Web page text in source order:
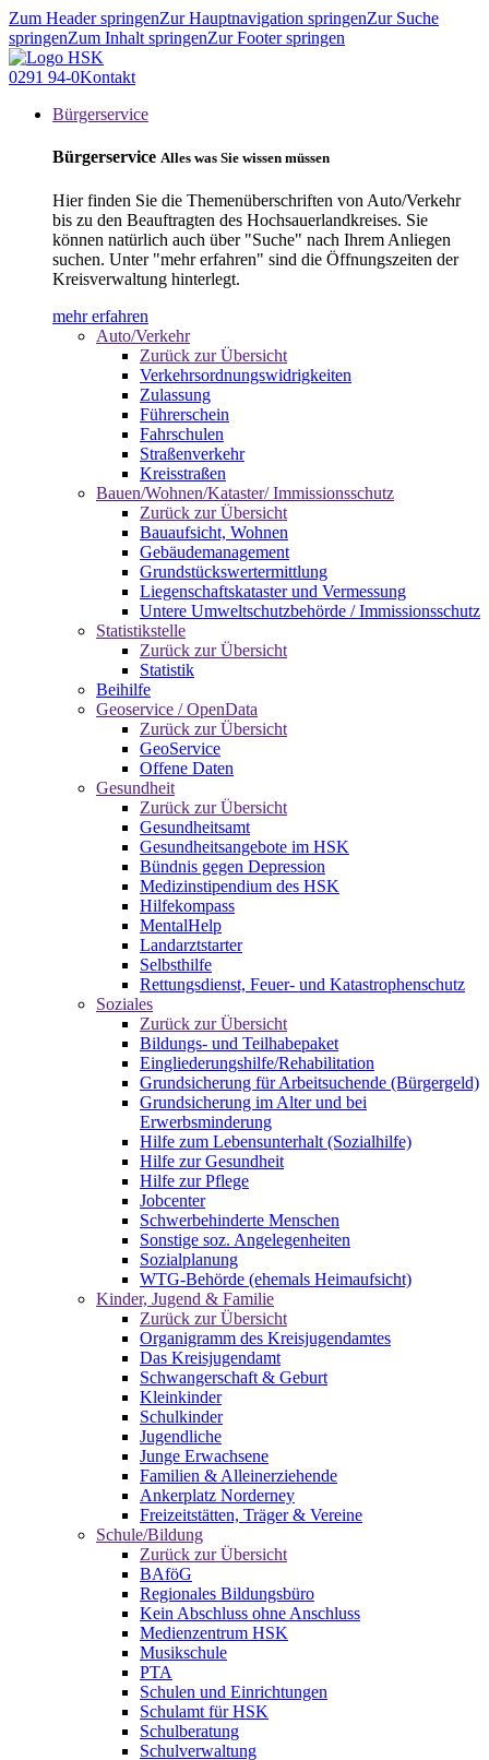
Zum Header springenZur Hauptnavigation springenZur Suche
springenZum Inhalt springenZur Footer springen
0291 94-0Kontakt
Bürgerservice
Bürgerservice Alles was Sie wissen müssen
Hier finden Sie die Themenüberschriften von Auto/Verkehr
bis zu den Beauftragten des Hochsauerlandkreises. Sie
können natürlich auch über "Suche" nach Ihrem Anliegen
suchen. Unter "mehr erfahren" sind die Öffnungszeiten der
Kreisverwaltung hinterlegt.
mehr erfahren
Auto/Verkehr
Zurück zur Übersicht
Verkehrsordnungswidrigkeiten
Zulassung
Führerschein
Fahrschulen
Straßenverkehr
Kreisstraßen
Bauen/Wohnen/Kataster/ Immissionsschutz
Zurück zur Übersicht
Bauaufsicht, Wohnen
Gebäudemanagement
Grundstückswertermittlung
Liegenschaftskataster und Vermessung
Untere Umweltschutzbehörde / Immissionsschutz
Statistikstelle
Zurück zur Übersicht
Statistik
Beihilfe
Geoservice / OpenData
Zurück zur Übersicht
GeoService
Offene Daten
Gesundheit
Zurück zur Übersicht
Gesundheitsamt
Gesundheitsangebote im HSK
Bündnis gegen Depression
Medizinstipendium des HSK
Hilfekompass
MentalHelp
Landarztstarter
Selbsthilfe
Rettungsdienst, Feuer- und Katastrophenschutz
Soziales
Zurück zur Übersicht
Bildungs- und Teilhabepaket
Eingliederungshilfe/Rehabilitation
Grundsicherung für Arbeitsuchende (Bürgergeld)
Grundsicherung im Alter und bei
Erwerbsminderung
Hilfe zum Lebensunterhalt (Sozialhilfe)
Hilfe zur Gesundheit
Hilfe zur Pflege
Jobcenter
Schwerbehinderte Menschen
Sonstige soz. Angelegenheiten
Sozialplanung
WTG-Behörde (ehemals Heimaufsicht)
Kinder, Jugend & Familie
Zurück zur Übersicht
Organigramm des Kreisjugendamtes
Das Kreisjugendamt
Schwangerschaft & Geburt
Kleinkinder
Schulkinder
Jugendliche
Junge Erwachsene
Familien & Alleinerziehende
Ankerplatz Norderney
Freizeitstätten, Träger & Vereine
Schule/Bildung
Zurück zur Übersicht
BAföG
Regionales Bildungsbüro
Kein Abschluss ohne Anschluss
Medienzentrum HSK
Musikschule
PTA
Schulen und Einrichtungen
Schulamt für HSK
Schulberatung
Schulverwaltung